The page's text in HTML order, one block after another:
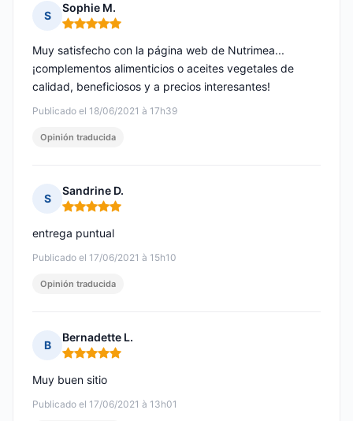
S
Sophie M.
Nota: 5 de 5
Publicado el 18/06/2021 à 17h39
Muy satisfecho con la página web de Nutrimea...
¡complementos alimenticios o aceites vegetales de
calidad, beneficiosos y a precios interesantes!
Opinión traducida
S
Sandrine D.
Nota: 5 de 5
Publicado el 17/06/2021 à 15h10
entrega puntual
Opinión traducida
B
Bernadette L.
Nota: 5 de 5
Publicado el 17/06/2021 à 13h01
Muy buen sitio